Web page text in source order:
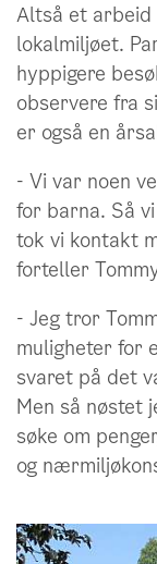
Altså et arbeid
lokalmiljøet.
hyppigere
observere fra
er også en
- Vi var noen
for barna. Så
tok vi kontakt
forteller
- Jeg tror
muligheter for
svaret på det
Men så nøstet
søke om
og